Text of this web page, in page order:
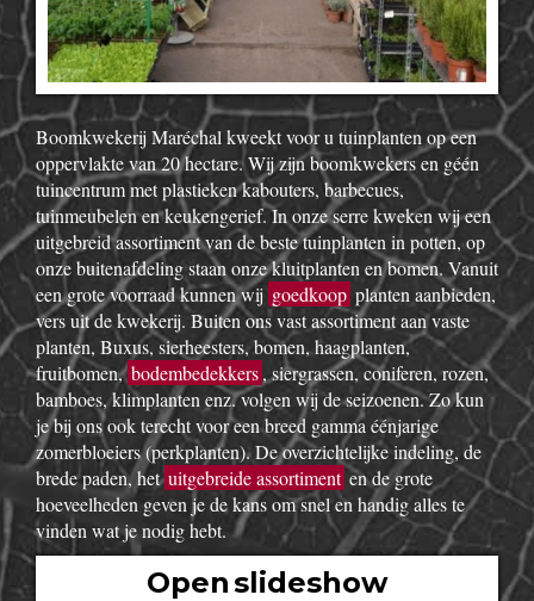
Boomkwekerij Maréchal kweekt voor u tuinplanten op een
oppervlakte van 20 hectare. Wij zijn boomkwekers en géén
tuincentrum met plastieken kabouters, barbecues,
tuinmeubelen en keukengerief. In onze serre kweken wij een
uitgebreid assortiment van de beste tuinplanten in potten, op
onze buitenafdeling staan onze kluitplanten en bomen. Vanuit
een grote voorraad kunnen wij goedkoop planten aanbieden,
vers uit de kwekerij. Buiten ons vast assortiment aan vaste
planten, Buxus, sierheesters, bomen, haagplanten,
fruitbomen,bodembedekkers, siergrassen, coniferen, rozen,
bamboes, klimplanten enz. volgen wij de seizoenen. Zo kun
je bij ons ook terecht voor een breed gamma éénjarige
zomerbloeiers (perkplanten). De overzichtelijke indeling, de
brede paden, hetuitgebreide assortiment en de grote
hoeveelheden geven je de kans om snel en handig alles te
vinden wat je nodig hebt.
Open slideshow